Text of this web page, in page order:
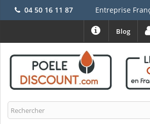
04 50 16 11 87 Entreprise
Blog